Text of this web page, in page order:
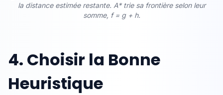
la distance estimée restante. A* trie sa frontière selon leur
somme, f = g + h.
4. Choisir la Bonne
Heuristique